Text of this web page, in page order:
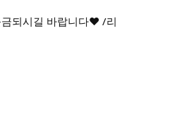
금되시길 바랍니다❤️ /리